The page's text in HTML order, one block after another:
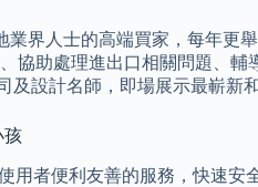
界人士的高端買家，每年
協助處理進出口相關問題、
設計名師，即場展示最嶄
孩
用者便利友善的服務，快速